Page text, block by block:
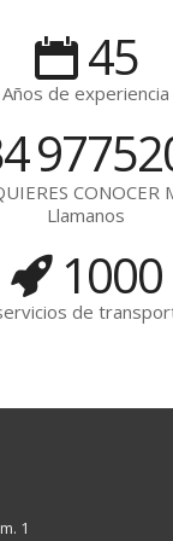
45
Años de experiencia
CONOCER
Llamanos
1000
de
1